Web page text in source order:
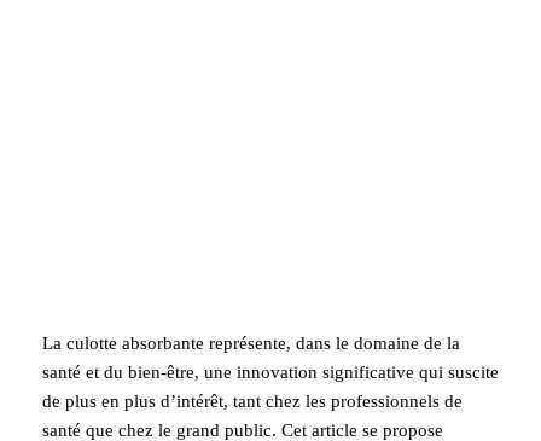
La culotte absorbante représente, dans le domaine de la
santé et du bien-être, une innovation significative qui suscite
de plus en plus d’intérêt, tant chez les professionnels de
santé que chez le grand public. Cet article se propose